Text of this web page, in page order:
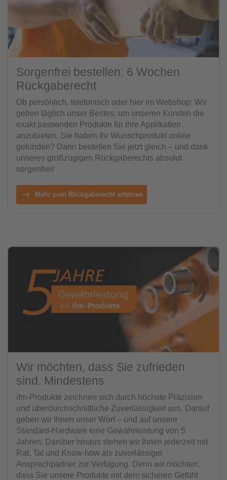
Sorgenfrei bestellen: 6 Wochen
Rückgaberecht
Ob persönlich, telefonisch oder hier im Webshop: Wir
geben täglich unser Bestes, um unseren Kunden die
exakt passenden Produkte für ihre Applikation
anzubieten. Sie haben Ihr Wunschprodukt online
gefunden? Dann bestellen Sie jetzt gleich – und dank
unseres großzügigen Rückgaberechts absolut
sorgenfrei!
Mehr zum Rückgaberecht erfahren
Wir möchten, dass Sie zufrieden
sind. Mindestens.
ifm-Produkte zeichnen sich durch höchste Präzision
und überdurchschnittliche Zuverlässigkeit aus. Darauf
geben wir Ihnen unser Wort – und auf unsere
Standard-Hardware eine Gewährleistung von 5
Jahren. Darüber hinaus stehen wir Ihnen jederzeit mit
Rat, Tat und Know-how als zuverlässiger
Ansprechpartner zur Verfügung. Denn wir möchten,
dass Sie unsere Produkte mit dem sicheren Gefühl